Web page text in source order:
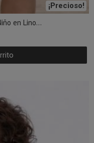
¡Precioso!
en Lino...